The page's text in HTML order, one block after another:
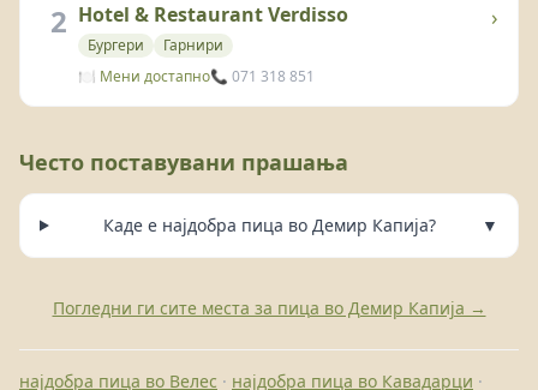
2 Hotel & Restaurant Verdisso
Бургери
Гарнири
🍽️ Мени достапно📞 071 318 851
›
Често поставувани прашања
Каде е најдобра пица во Демир Капија? ▼
Погледни ги сите места за пица во Демир Капија →
најдобра пица во Велес · најдобра пица во Кавадарци ·